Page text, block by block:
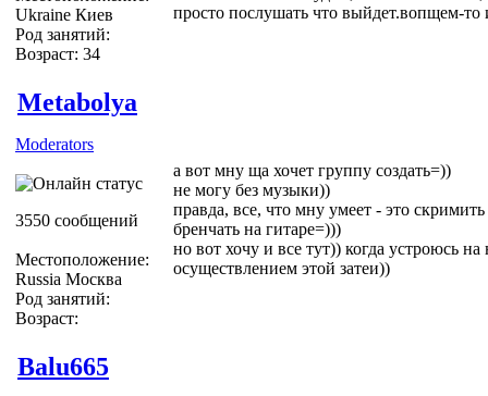
Ukraine Киев
Род занятий:
Возраст: 34
просто послушать что выйдет.вопщем-то
Metabolya
Moderators
3550 сообщений
Местоположение:
Russia Москва
Род занятий:
Возраст:
а вот мну ща хочет группу создать=))
не могу без музыки))
правда, все, что мну умеет - это
бренчать на гитаре=)))
но вот хочу и все тут)) когда устроюсь
осуществлением этой затеи))
Balu665